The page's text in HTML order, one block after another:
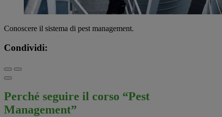
Conoscere il sistema di pest management.
Condividi:
Perché seguire il corso “Pest
Management”